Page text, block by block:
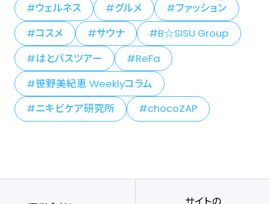
ウェルネス
グルメ
ファッション
コスメ
サウナ
B☆SISU Group
はとバスツアー
ReFa
笹野美紀恵 Weeklyコラム
ニキビケア研究所
chocoZAP